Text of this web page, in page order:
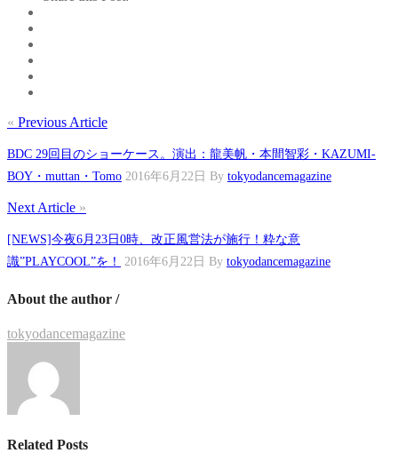
« Previous Article
BDC 29回目のショーケース。演出：龍美帆・本間智彩・KAZUMI-
BOY・muttan・Tomo 2016年6月22日 By tokyodancemagazine
Next Article »
[NEWS]今夜6月23日0時、改正風営法が施行！粋な意
識”PLAYCOOL”を！
2016年6月22日 By tokyodancemagazine
About the author /
tokyodancemagazine
Related Posts